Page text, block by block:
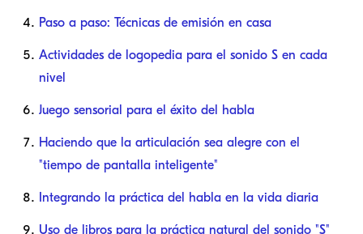
Paso a paso: Técnicas de emisión en casa
Actividades de logopedia para el sonido S en cada
nivel
Juego sensorial para el éxito del habla
Haciendo que la articulación sea alegre con el
"tiempo de pantalla inteligente"
Integrando la práctica del habla en la vida diaria
Uso de libros para la práctica natural del sonido "S"